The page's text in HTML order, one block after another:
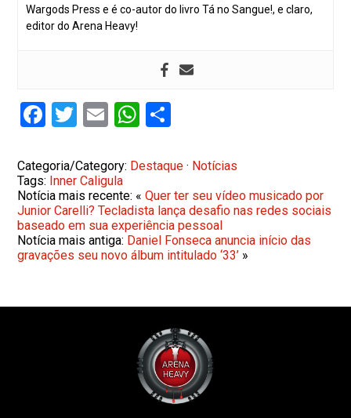
Wargods Press e é co-autor do livro Tá no Sangue!, e claro,
editor do Arena Heavy!
Facebook
Twitter
EmailWhatsApp
Categoria/Category: Destaque · Notícias
Tags: Inner Caligula
Notícia mais recente: «Quer ter seu vídeo musicado por
Junior Carelli? Tecladista lança desafio nas redes sociais
baseado em sua experiência pessoal
Notícia mais antiga: Daniel Fonseca anuncia início das
gravações seu novo álbum intitulado ‘33’ »